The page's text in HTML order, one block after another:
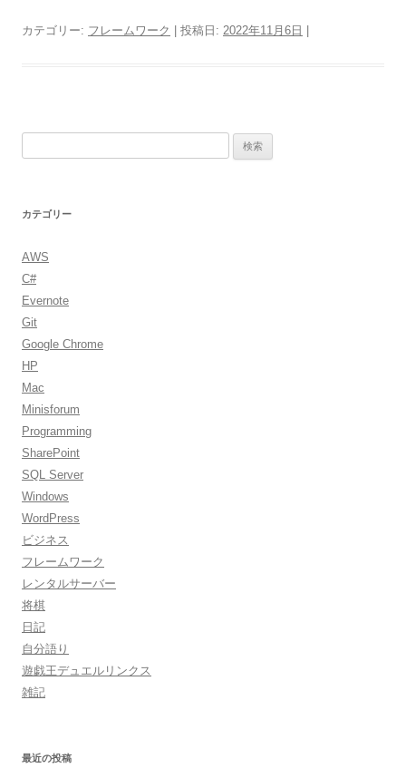
カテゴリー: フレームワーク | 投稿日: 2022年11月6日
カテゴリー
AWS
C#
Evernote
Git
Google Chrome
HP
Mac
Minisforum
Programming
SharePoint
SQL Server
Windows
WordPress
ビジネス
フレームワーク
レンタルサーバー
将棋
日記
自分語り
遊戯王デュエルリンクス
雑記
最近の投稿